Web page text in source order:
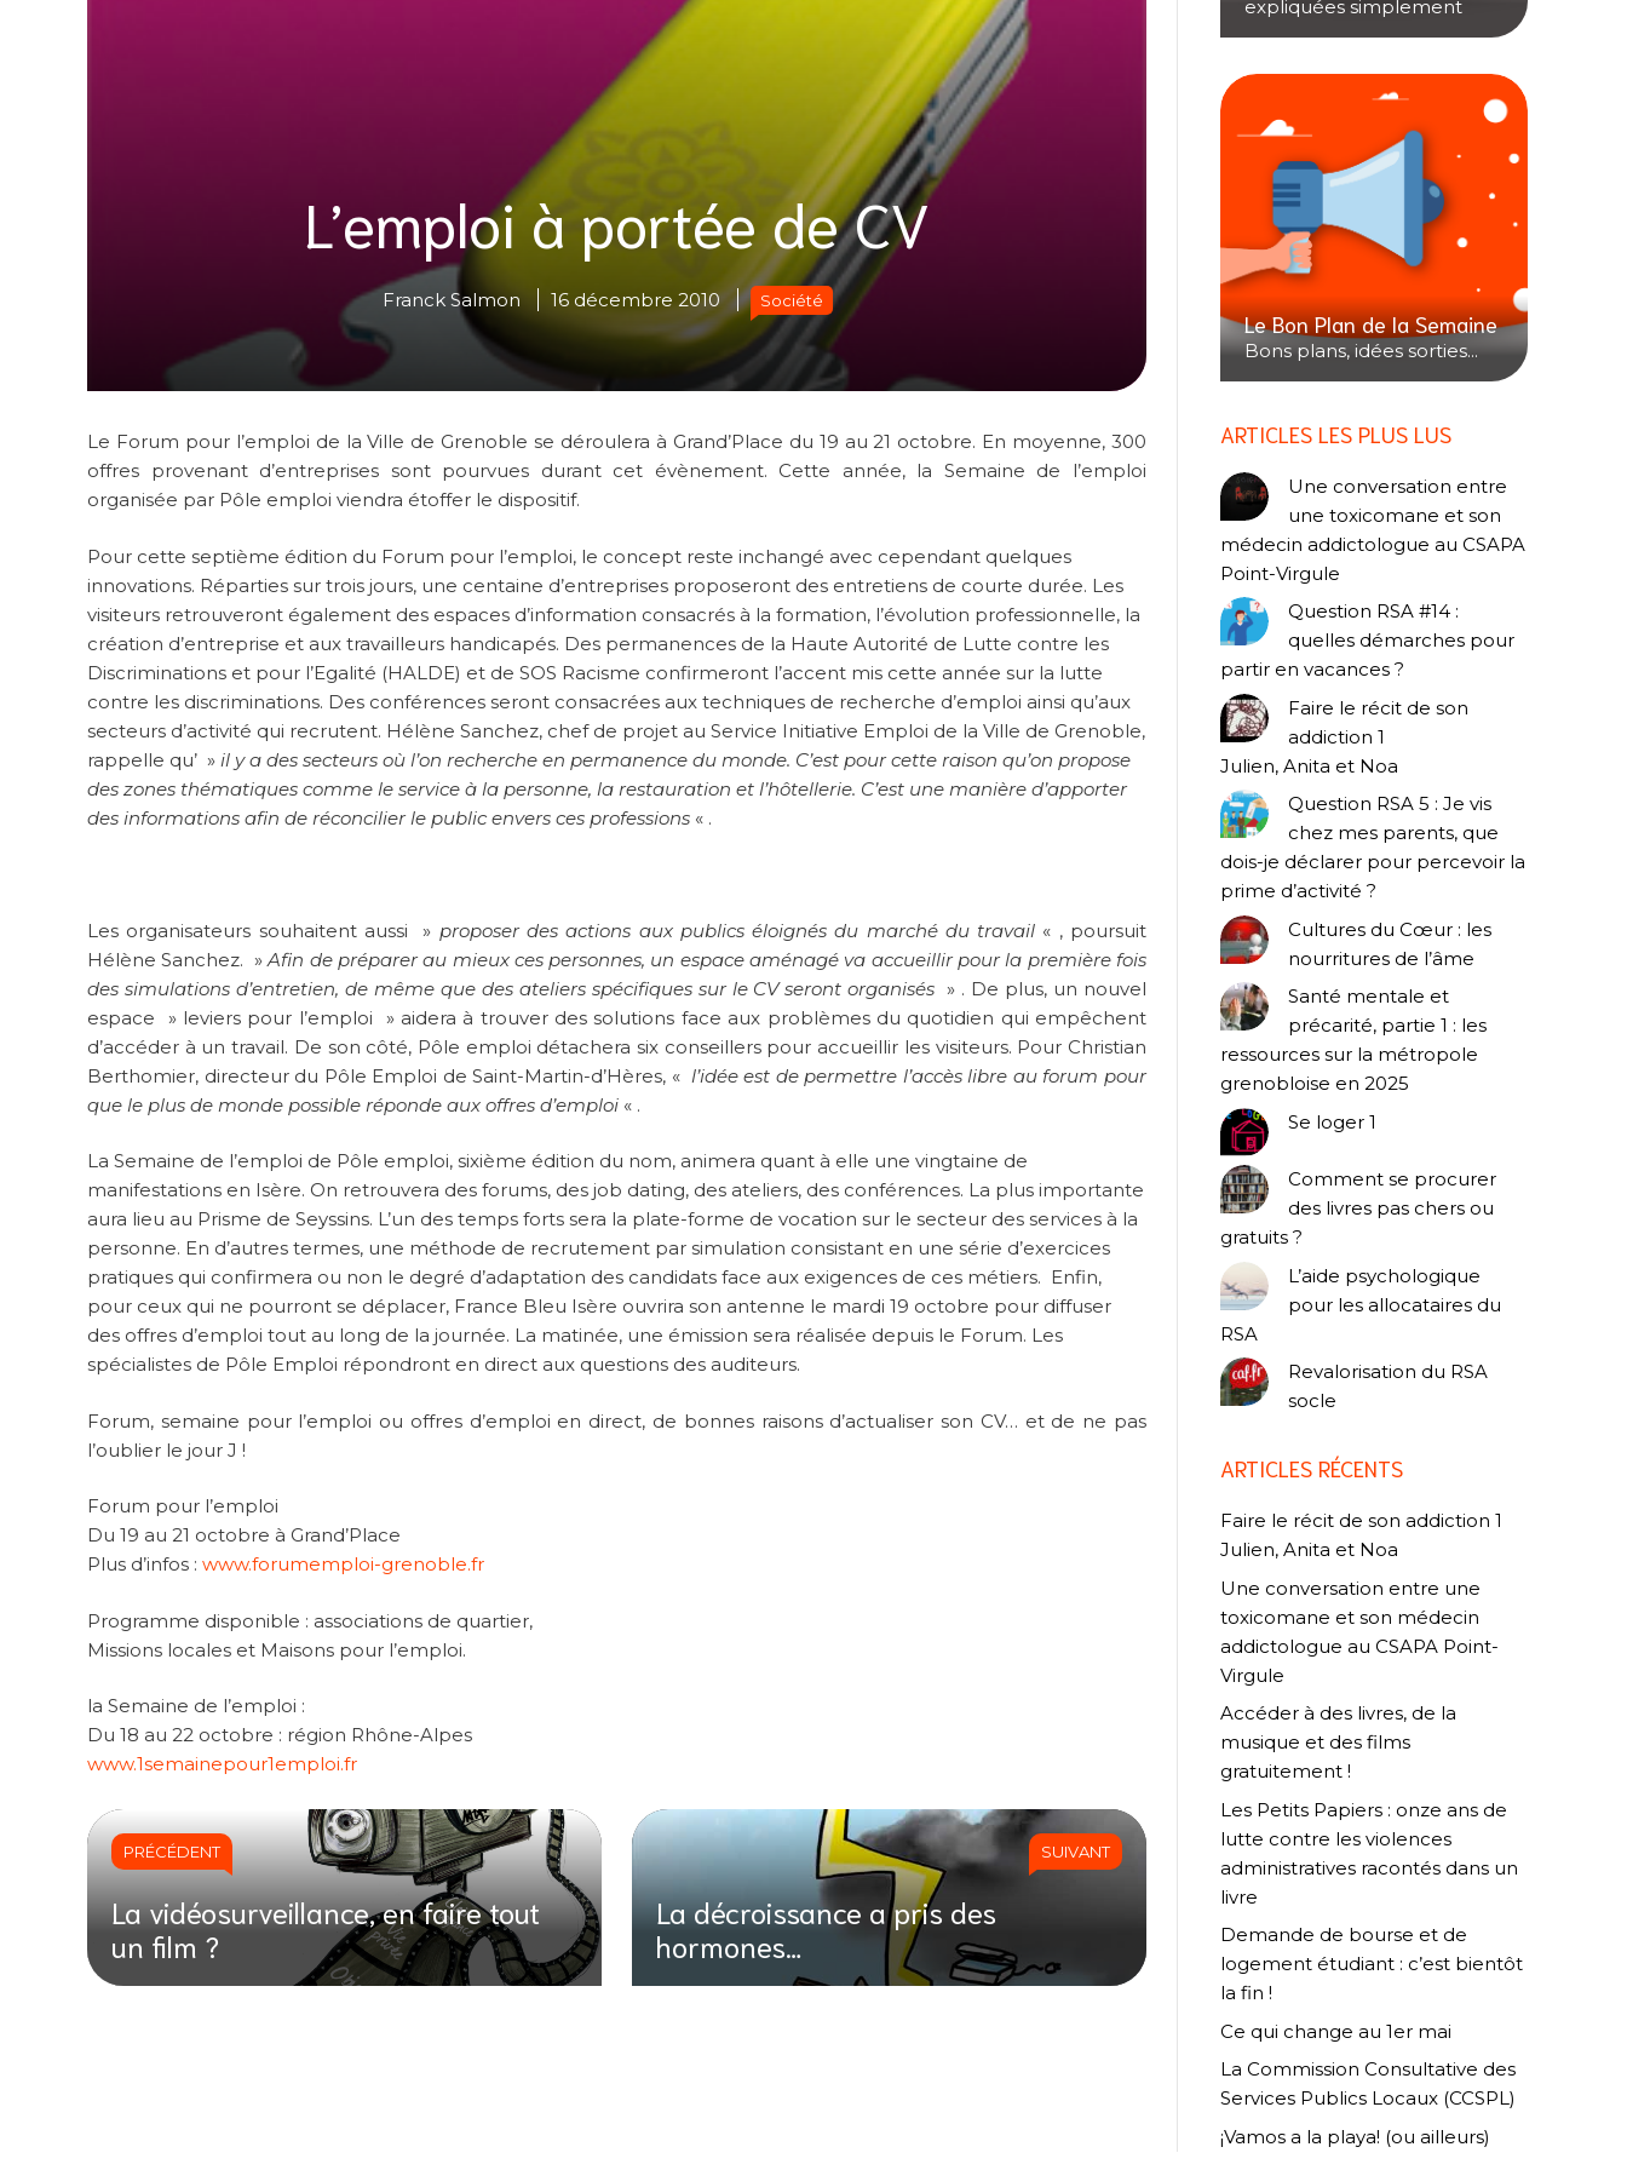
L’emploi à portée de CV
Franck Salmon 16 décembre 2010 Société
Le Forum pour l’emploi de la Ville de Grenoble se déroulera à Grand’Place du 19 au 21 octobre. En moyenne, 300
offres provenant d’entreprises sont pourvues durant cet évènement. Cette année, la Semaine de l’emploi
organisée par Pôle emploi viendra étoffer le dispositif.
Pour cette septième édition du Forum pour l’emploi, le concept reste inchangé avec cependant quelques
innovations. Réparties sur trois jours, une centaine d’entreprises proposeront des entretiens de courte durée. Les
visiteurs retrouveront également des espaces d’information consacrés à la formation, l’évolution professionnelle, la
création d’entreprise et aux travailleurs handicapés. Des permanences de la Haute Autorité de Lutte contre les
Discriminations et pour l’Egalité (HALDE) et de SOS Racisme confirmeront l’accent mis cette année sur la lutte
contre les discriminations. Des conférences seront consacrées aux techniques de recherche d’emploi ainsi qu’aux
secteurs d’activité qui recrutent. Hélène Sanchez, chef de projet au Service Initiative Emploi de la Ville de Grenoble,
rappelle qu’ » il y a des secteurs où l’on recherche en permanence du monde. C’est pour cette raison qu’on propose
des zones thématiques comme le service à la personne, la restauration et l’hôtellerie. C’est une manière d’apporter
des informations afin de réconcilier le public envers ces professions « .
Les organisateurs souhaitent aussi » proposer des actions aux publics éloignés du marché du travail « , poursuit
Hélène Sanchez. »Afin de préparer au mieux ces personnes, un espace aménagé va accueillir pour la première fois
des simulations d’entretien, de même que des ateliers spécifiques sur le CV seront organisés » . De plus, un nouvel
espace » leviers pour l’emploi » aidera à trouver des solutions face aux problèmes du quotidien qui empêchent
d’accéder à un travail. De son côté, Pôle emploi détachera six conseillers pour accueillir les visiteurs. Pour Christian
Berthomier, directeur du Pôle Emploi de Saint-Martin-d’Hères, « l’idée est de permettre l’accès libre au forum pour
que le plus de monde possible réponde aux offres d’emploi « .
La Semaine de l’emploi de Pôle emploi, sixième édition du nom, animera quant à elle une vingtaine de
manifestations en Isère. On retrouvera des forums, des job dating, des ateliers, des conférences. La plus importante
aura lieu au Prisme de Seyssins. L’un des temps forts sera la plate-forme de vocation sur le secteur des services à la
personne. En d’autres termes, une méthode de recrutement par simulation consistant en une série d’exercices
pratiques qui confirmera ou non le degré d’adaptation des candidats face aux exigences de ces métiers. Enfin,
pour ceux qui ne pourront se déplacer, France Bleu Isère ouvrira son antenne le mardi 19 octobre pour diffuser
des offres d’emploi tout au long de la journée. La matinée, une émission sera réalisée depuis le Forum. Les
spécialistes de Pôle Emploi répondront en direct aux questions des auditeurs.
Forum, semaine pour l’emploi ou offres d’emploi en direct, de bonnes raisons d’actualiser son CV… et de ne pas
l’oublier le jour J !
Forum pour l’emploi
Du 19 au 21 octobre à Grand’Place
Plus d’infos : www.forumemploi-grenoble.fr
Programme disponible : associations de quartier,
Missions locales et Maisons pour l’emploi.
la Semaine de l’emploi :
Du 18 au 22 octobre : région Rhône-Alpes
www.1semainepour1emploi.fr
PRÉCÉDENT
La vidéosurveillance, en faire tout
un film ?
SUIVANT
La décroissance a pris des
hormones…
expliquées simplement
Le Bon Plan de la Semaine
Bons plans, idées sorties...
ARTICLES LES PLUS LUS
Une conversation entre
une toxicomane et son
médecin addictologue au CSAPA
Point-Virgule
Question RSA #14 :
quelles démarches pour
partir en vacances ?
Faire le récit de son
addiction 1
Julien, Anita et Noa
Question RSA 5 : Je vis
chez mes parents, que
dois-je déclarer pour percevoir la
prime d’activité ?
Cultures du Cœur : les
nourritures de l’âme
Santé mentale et
précarité, partie 1 : les
ressources sur la métropole
grenobloise en 2025
Se loger 1
Comment se procurer
des livres pas chers ou
gratuits ?
L’aide psychologique
pour les allocataires du
RSA
Revalorisation du RSA
socle
ARTICLES RÉCENTS
Faire le récit de son addiction 1
Julien, Anita et Noa
Une conversation entre une
toxicomane et son médecin
addictologue au CSAPA Point-
Virgule
Accéder à des livres, de la
musique et des films
gratuitement !
Les Petits Papiers : onze ans de
lutte contre les violences
administratives racontés dans un
livre
Demande de bourse et de
logement étudiant : c’est bientôt
la fin !
Ce qui change au 1er mai
La Commission Consultative des
Services Publics Locaux (CCSPL)
¡Vamos a la playa! (ou ailleurs)